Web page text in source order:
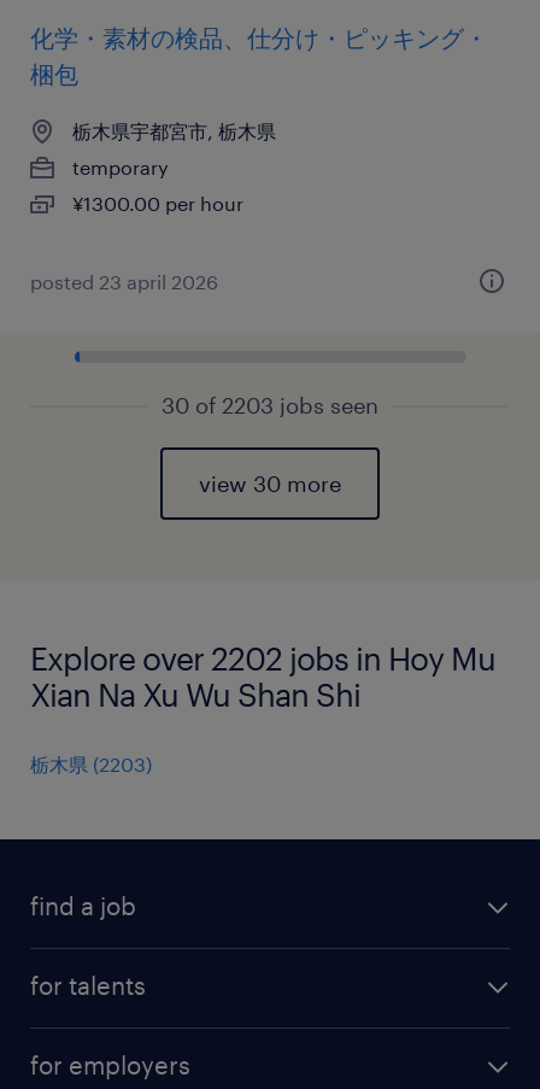
化学・素材の検品、仕分け・ピッキング・
梱包
栃木県宇都宮市, 栃木県
temporary
¥1300.00 per hour
posted 23 april 2026
30 of 2203 jobs seen
view 30 more
Explore over 2202 jobs in Hoy Mu
Xian Na Xu Wu Shan Shi
栃木県 (2203)
find a job
for talents
for employers